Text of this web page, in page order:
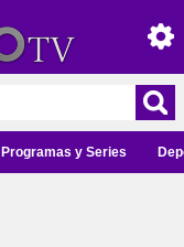
Programas y Series